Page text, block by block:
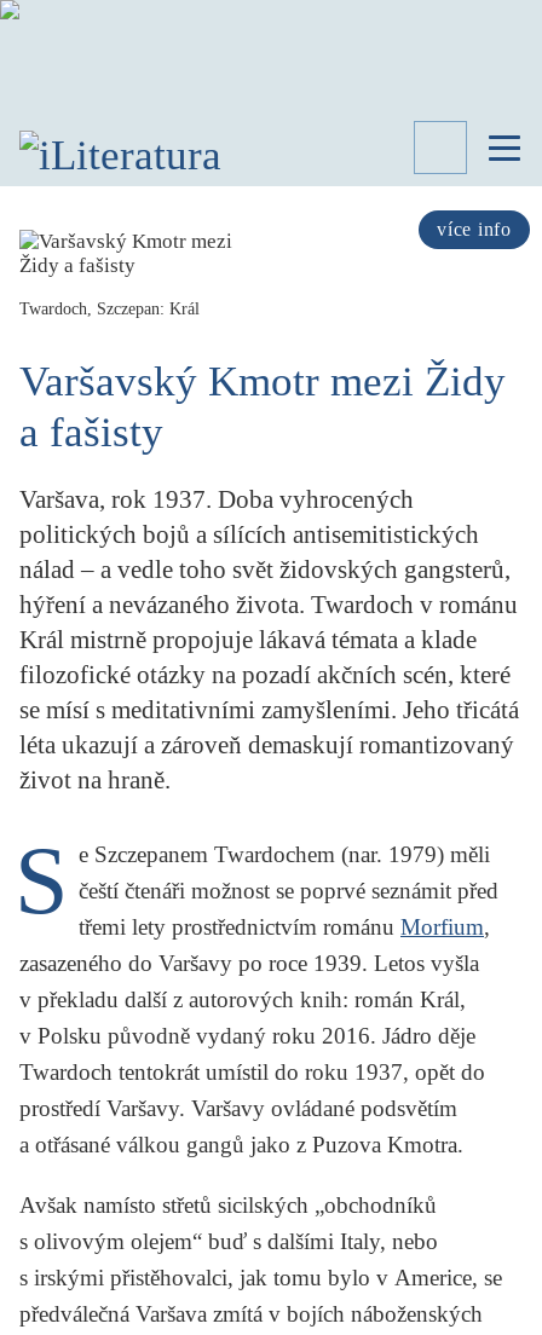
více info
SPISOVATELÉ
LITERATURY
PŘEHLED
PORTRÉT
KRITIKA PŘEKLADU
UKÁZKA
SLOUPEK
ILIGLOSA
Twardoch, Szczepan: Král
Varšavský Kmotr mezi Židy
a fašisty
Varšava, rok 1937. Doba vyhrocených
politických bojů a sílících antisemitistických
nálad – a vedle toho svět židovských gangsterů,
hýření a nevázaného života. Twardoch v románu
Král mistrně propojuje lákavá témata a klade
filozofické otázky na pozadí akčních scén, které
se mísí s meditativními zamyšleními. Jeho třicátá
léta ukazují a zároveň demaskují romantizovaný
život na hraně.
S e Szczepanem Twardochem (nar. 1979) měli
čeští čtenáři možnost se poprvé seznámit před
třemi lety prostřednictvím románu Morfium,
zasazeného do Varšavy po roce 1939. Letos vyšla
v překladu další z autorových knih: román Král,
v Polsku původně vydaný roku 2016. Jádro děje
Twardoch tentokrát umístil do roku 1937, opět do
prostředí Varšavy. Varšavy ovládané podsvětím
a otřásané válkou gangů jako z Puzova Kmotra.
Avšak namísto střetů sicilských „obchodníků
s olivovým olejem“ buď s dalšími Italy, nebo
s irskými přistěhovalci, jak tomu bylo v Americe, se
předválečná Varšava zmítá v bojích náboženských